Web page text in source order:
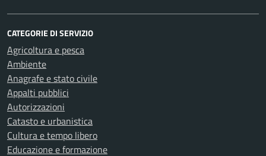
CATEGORIE DI SERVIZIO
Agricoltura e pesca
Ambiente
Anagrafe e stato civile
Appalti pubblici
Autorizzazioni
Catasto e urbanistica
Cultura e tempo libero
Educazione e formazione